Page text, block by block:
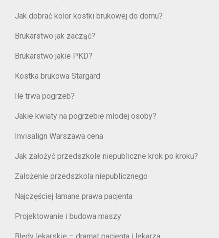
Jak dobrać kolor kostki brukowej do domu?
Brukarstwo jak zacząć?
Brukarstwo jakie PKD?
Kostka brukowa Stargard
Ile trwa pogrzeb?
Jakie kwiaty na pogrzebie młodej osoby?
Invisalign Warszawa cena
Jak założyć przedszkole niepubliczne krok po kroku?
Założenie przedszkola niepublicznego
Najczęściej łamane prawa pacjenta
Projektowanie i budowa maszy